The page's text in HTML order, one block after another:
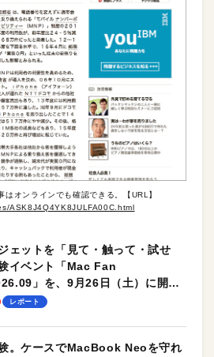
オンラインでも確認できる。【URL】
ASK8J4Q4YK8JULFA00C.html
ェットを「見て・触って・試せ
イベント「Mac Fan
」を、9月26日（土）に開催
レポート
。ケースでMacBook Neoを守れ